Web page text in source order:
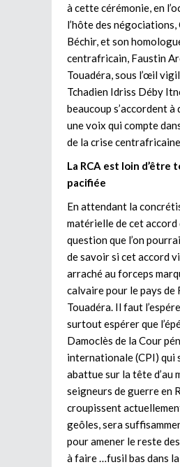
à cette cérémonie, en
l’hôte des négociations,
Béchir, et son
centrafricain, Faustin
Touadéra, sous l’œil
Tchadien Idriss Déby
beaucoup s’accordent à
une voix qui compte
de la crise centrafricaine.
La RCA est loin d’être
pacifiée
En attendant la
matérielle de cet accord
question que l’on
de savoir si cet accord
arraché au forceps
calvaire pour le pays de
Touadéra. Il faut
surtout espérer que
Damoclès de la Cour
internationale (CPI) qui
abattue sur la tête d’au
seigneurs de guerre en
croupissent
geôles, sera
pour amener le reste
à faire …fusil bas dans la